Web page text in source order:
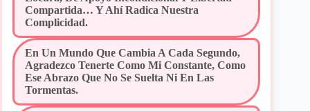
Compartida… Y Ahí Radica Nuestra
Complicidad.
En Un Mundo Que Cambia A Cada Segundo,
Agradezco Tenerte Como Mi Constante, Como
Ese Abrazo Que No Se Suelta Ni En Las
Tormentas.